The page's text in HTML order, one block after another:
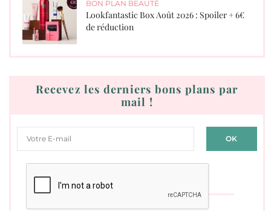
BON PLAN BEAUTÉ
Lookfantastic Box Août 2026 : Spoiler + 6€
de réduction
Recevez les derniers bons plans par
mail !